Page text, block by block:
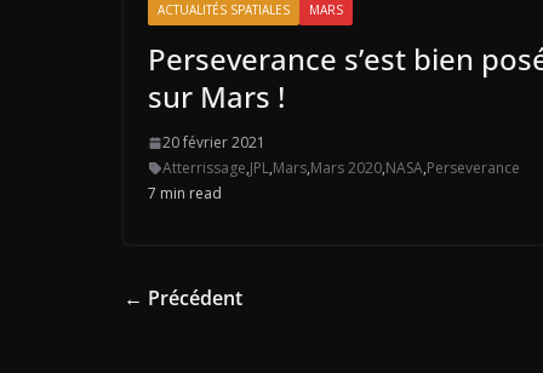
ACTUALITÉS SPATIALES MARS
Perseverance s’est bien
sur Mars !
20 février 2021
Atterrissage,JPL,Mars,Mars 2020,NASA,Perseverance
7 min read
← Précédent